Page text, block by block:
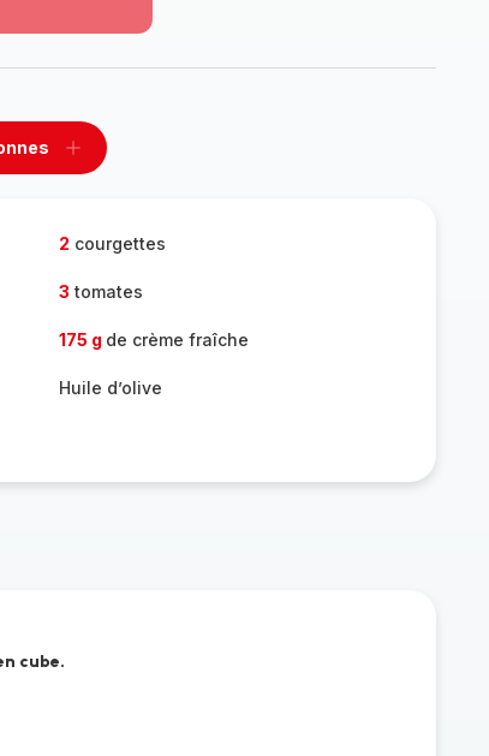
Ajouter
2 courgettes
3 tomates
175 g de crème fraîche
Huile d’olive
cube.